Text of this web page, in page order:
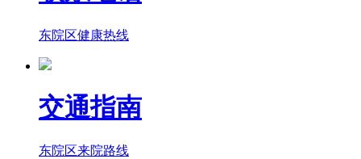
东院区健康热线
交通指南
东院区来院路线